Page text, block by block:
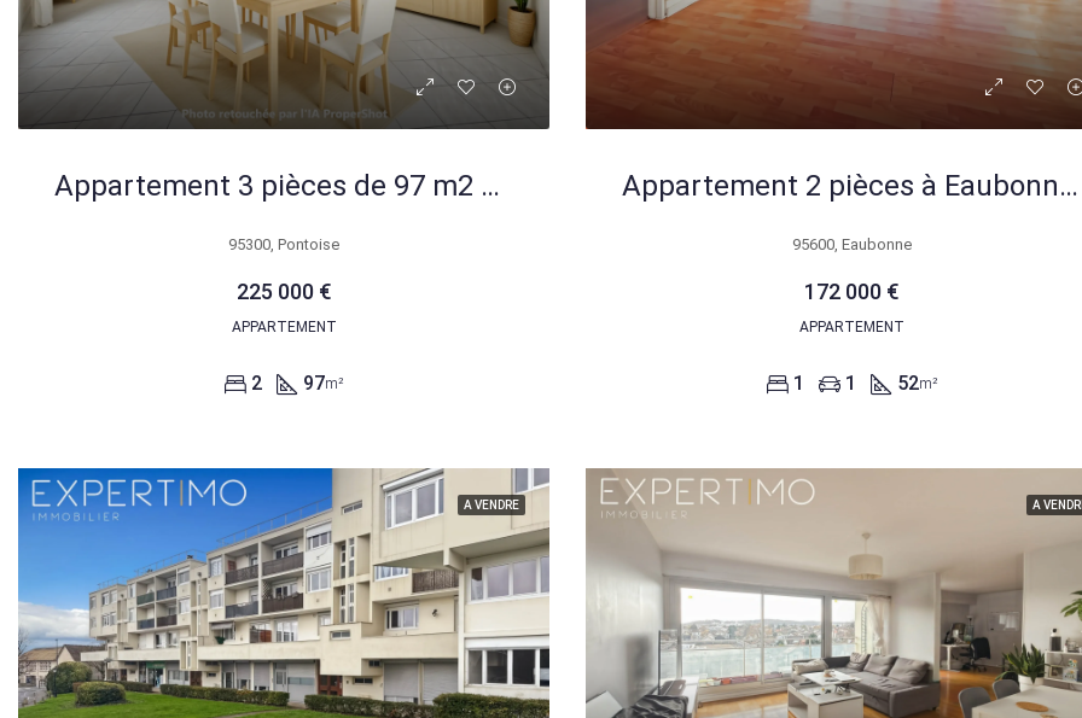
Appartement 3 pièces de 97 m2 à Pontoise avec parking et balcon
95300, Pontoise
225 000 €
APPARTEMENT
2 97m²
Appartement 2 pièces à Eaubonne de 52 m² avec balcon, cave et parking
95600, Eaubonne
172 000 €
APPARTEMENT
1 1 52m²
A VENDRE A